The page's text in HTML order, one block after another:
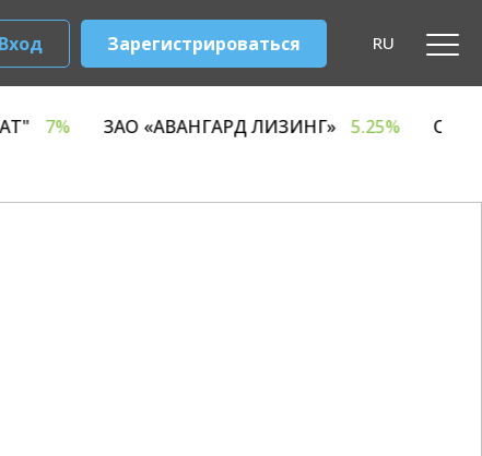
RU
Вход Зарегистрироваться
КОМБИНАТ" 7% ЗАО «АВАНГАРД ЛИЗИНГ»